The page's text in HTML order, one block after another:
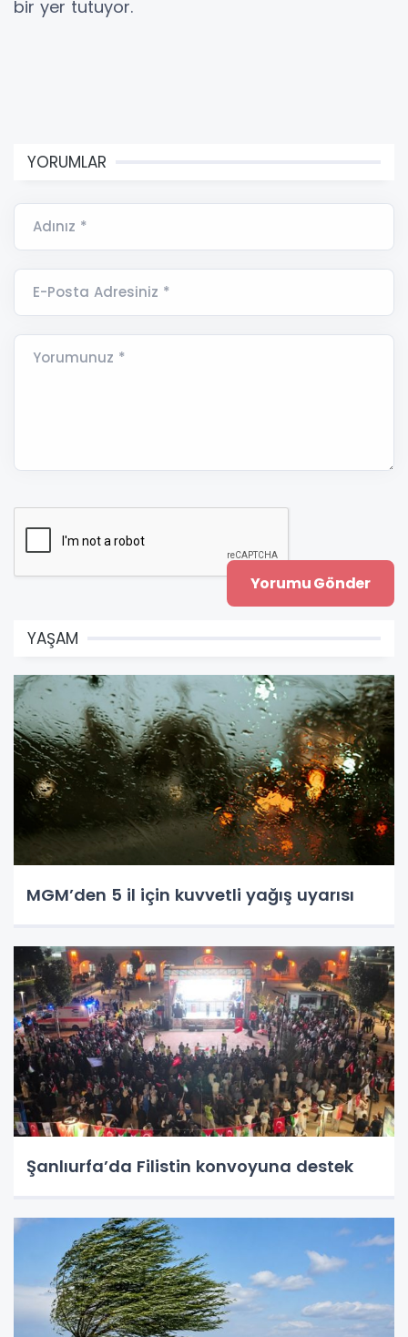
bir yer tutuyor.
YORUMLAR
Adınız *
E-Posta Adresiniz *
Yorumunuz *
YAŞAM
MGM’den 5 il için kuvvetli yağış uyarısı
Şanlıurfa’da Filistin konvoyuna destek